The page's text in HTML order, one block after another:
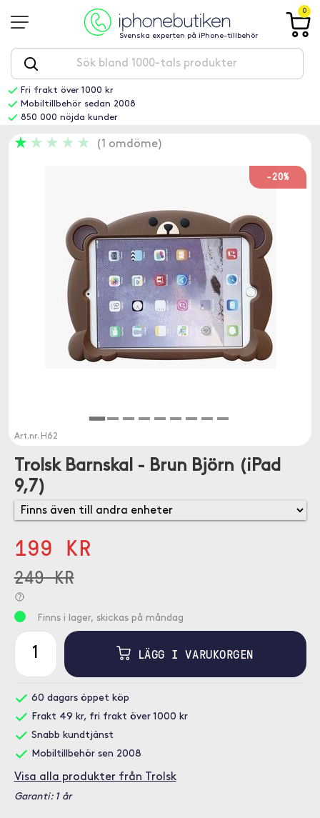
Svenska experten på iPhone-tillbehör
0
Fri frakt över 1000 kr
Mobiltillbehör sedan 2008
850 000 nöjda kunder
1 omdöme
-20%
Art.nr. H62
Trolsk Barnskal - Brun Björn (iPad
9,7)
199 KR
249 KR
Finns i lager, skickas på måndag
LÄGG I VARUKORGEN
60 dagars öppet köp
Frakt 49 kr, fri frakt över 1000 kr
Snabb kundtjänst
Mobiltillbehör sen 2008
Visa alla produkter från Trolsk
Garanti: 1 år